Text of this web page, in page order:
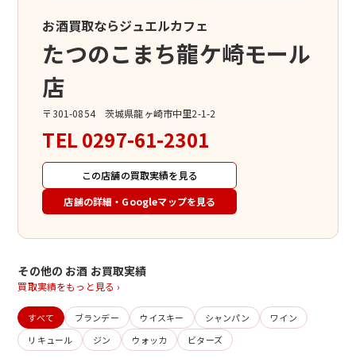
お酒買取ならジュエルカフェ
たつのこまち龍ケ崎モール
店
〒301-0854 茨城県龍ヶ崎市中里2-1-2
TEL 0297-61-2301
この店舗の買取実績を見る
店舗の詳細・Googleマップを見る
その他の お酒 お買取実績
買取実績をもっと見る ›
すべて ブランデー ウイスキー シャンパン
ワイン
リキュール
ジン ウォッカ ビターズ